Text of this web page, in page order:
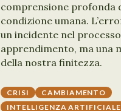
comprensione profonda
condizione umana.
un incidente nel
apprendimento, ma una
della nostra finitezza.
CRISI
CAMBIAMENTO
INTELLIGENZA ARTIFICIALE